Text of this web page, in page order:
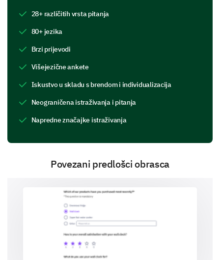
Razumijevanje tržišnih izazova
svom tržištu. Vaša zapažanja bit će ključna u
pomaganju da razvijemo učinkovita rješenja.
Koji su primarni izazovi s kojima se vaša
Usklađenost s propisima
28+ različitih vrsta pitanja
80+ jezika
Brzi prijevodi
Višejezične ankete
Iskustvo u skladu s brendom i individualizacija
Neograničena istraživanja i pitanja
Napredne značajke istraživanja
Povezani predlošci obrasca